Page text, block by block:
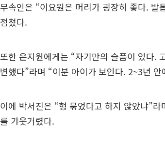
무속인은 “이요원은 머리가 굉장히 좋다.
점쳤다.
또한 은지원에게는 “자기만의 슬픔이 있다.
변했다”라며 “이분 아이가 보인다. 2~3년
이에 박서진은 “형 묶었다고 하지 않았냐”
를 갸웃거렸다.